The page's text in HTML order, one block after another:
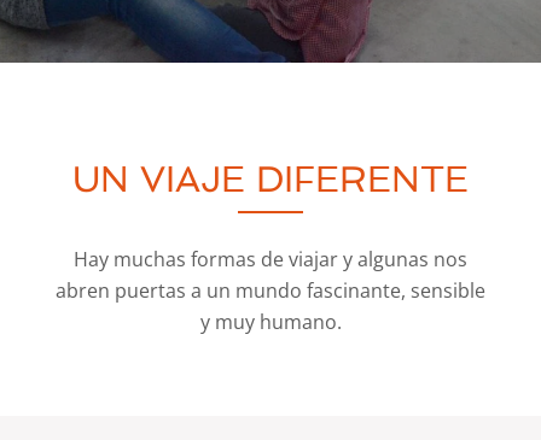
UN VIAJE DIFERENTE
Hay muchas formas de viajar y algunas nos
abren puertas a un mundo fascinante, sensible
y muy humano.